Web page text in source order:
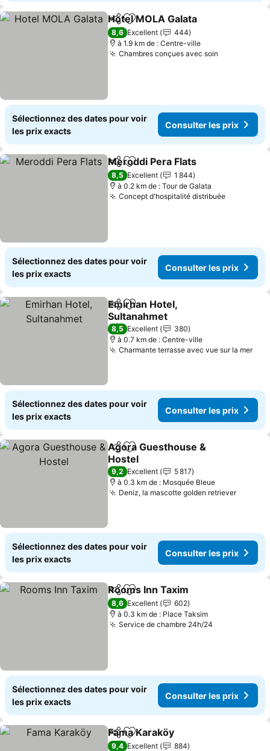
PartagerAjouter à mes favoris
Hotel MOLA Galata
8,6 Excellent
444
à 1.9 km de : Centre-ville
Chambres conçues avec soin
Sélectionnez des dates pour voir
les prix exacts
Consulter les prix
PartagerAjouter à mes favoris
Meroddi Pera Flats
8,5 Excellent
1 844
à 0.2 km de : Tour de Galata
Concept d'hospitalité distribuée
Sélectionnez des dates pour voir
les prix exacts
Consulter les prix
PartagerAjouter à mes favoris
Emirhan Hotel,
Sultanahmet
Consulter les prix
8,5 Excellent
380
à 0.7 km de : Centre-ville
Charmante terrasse avec vue sur la mer
Sélectionnez des dates pour voir
les prix exacts
Consulter les prix
PartagerAjouter à mes favoris
Agora Guesthouse &
Hostel
Consulter les prix
9,2 Excellent
5 817
à 0.3 km de : Mosquée Bleue
Deniz, la mascotte golden retriever
Sélectionnez des dates pour voir
les prix exacts
Consulter les prix
PartagerAjouter à mes favoris
Rooms Inn Taxim
8,6 Excellent
602
à 0.3 km de : Place Taksim
Service de chambre 24h/24
Sélectionnez des dates pour voir
les prix exacts
Consulter les prix
PartagerAjouter à mes favoris
Fama Karaköy
9,4 Excellent
884